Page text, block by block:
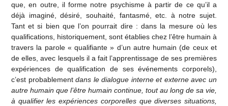
que, en outre, il forme notre psychisme à partir de ce qu’il a
déjà imaginé, désiré, souhaité, fantasmé, etc. à notre sujet.
Tant et si bien que l’on pourrait dire : dans la mesure où les
qualifications, historiquement, sont établies chez l’être humain à
travers la parole « qualifiante » d’un autre humain (de ceux et
de elles, avec lesquels il a fait l’apprentissage de ses premières
expériences de qualification de ses événements corporels),
c’est probablementdans le dialogue interne et externe avec un
autre humain que l’être humain continue, tout au long de sa vie,
à qualifier les expériences corporelles que diverses situations,